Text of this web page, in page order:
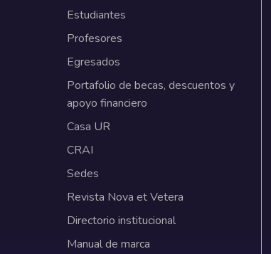
Estudiantes
Profesores
Egresados
Portafolio de becas, descuentos y
apoyo financiero
Casa UR
CRAI
Sedes
Revista Nova et Vetera
Directorio institucional
Manual de marca